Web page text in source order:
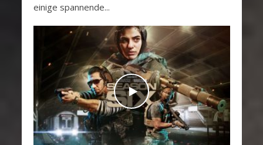
einige spannende...